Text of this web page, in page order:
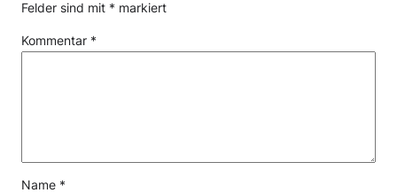
Felder sind mit * markiert
Kommentar *
Name *